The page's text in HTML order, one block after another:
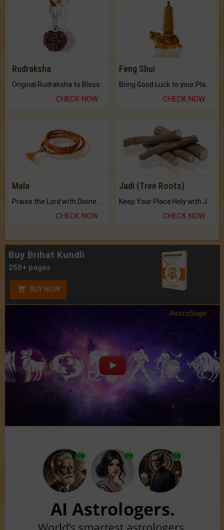
Rudraksha
CHECK NOW
Feng Shui
CHECK NOW
Mala
Praise the Lord with Divine Energies of Mala.
CHECK NOW
Jadi (Tree Roots)
Keep Your Place Holy with Jadi.
CHECK NOW
Buy Brihat Kundli
250+ pages
BUY NOW